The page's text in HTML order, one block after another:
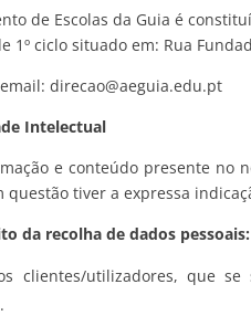
de Escolas da Guia é
1º ciclo situado em: Rua
direcao@aeguia.edu.pt
Intelectual
e conteúdo presente no
questão tiver a expressa
da recolha de dados pessoais:
clientes/utilizadores, que